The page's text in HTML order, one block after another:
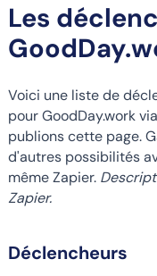
Les
Voici une liste de
pour GoodDay.work
publions cette page.
d'autres possibilités
même Zapier.
Zapier.
Déclencheurs